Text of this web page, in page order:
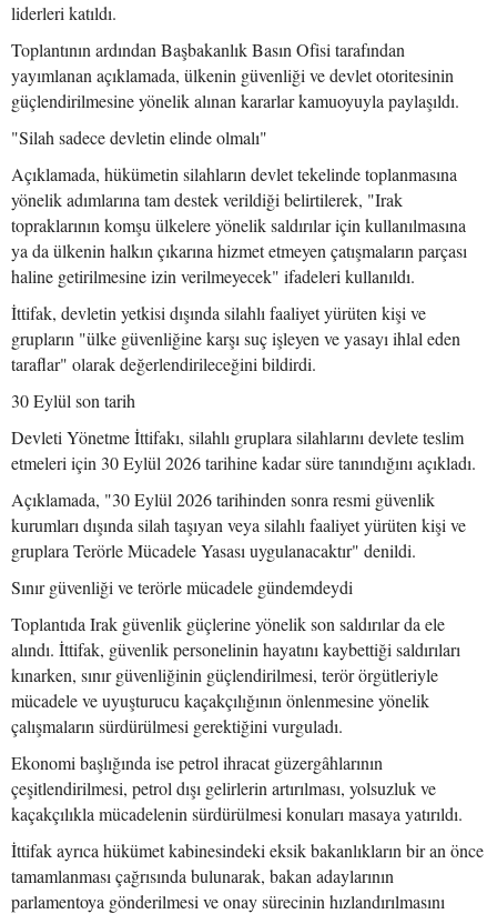
liderleri katıldı.
Toplantının ardından Başbakanlık Basın Ofisi tarafından
yayımlanan açıklamada, ülkenin güvenliği ve devlet otoritesinin
güçlendirilmesine yönelik alınan kararlar kamuoyuyla paylaşıldı.
"Silah sadece devletin elinde olmalı"
Açıklamada, hükümetin silahların devlet tekelinde toplanmasına
yönelik adımlarına tam destek verildiği belirtilerek, "Irak
topraklarının komşu ülkelere yönelik saldırılar için kullanılmasına
ya da ülkenin halkın çıkarına hizmet etmeyen çatışmaların parçası
haline getirilmesine izin verilmeyecek" ifadeleri kullanıldı.
İttifak, devletin yetkisi dışında silahlı faaliyet yürüten kişi ve
grupların "ülke güvenliğine karşı suç işleyen ve yasayı ihlal eden
taraflar" olarak değerlendirileceğini bildirdi.
30 Eylül son tarih
Devleti Yönetme İttifakı, silahlı gruplara silahlarını devlete teslim
etmeleri için 30 Eylül 2026 tarihine kadar süre tanındığını açıkladı.
Açıklamada, "30 Eylül 2026 tarihinden sonra resmi güvenlik
kurumları dışında silah taşıyan veya silahlı faaliyet yürüten kişi ve
gruplara Terörle Mücadele Yasası uygulanacaktır" denildi.
Sınır güvenliği ve terörle mücadele gündemdeydi
Toplantıda Irak güvenlik güçlerine yönelik son saldırılar da ele
alındı. İttifak, güvenlik personelinin hayatını kaybettiği saldırıları
kınarken, sınır güvenliğinin güçlendirilmesi, terör örgütleriyle
mücadele ve uyuşturucu kaçakçılığının önlenmesine yönelik
çalışmaların sürdürülmesi gerektiğini vurguladı.
Ekonomi başlığında ise petrol ihracat güzergâhlarının
çeşitlendirilmesi, petrol dışı gelirlerin artırılması, yolsuzluk ve
kaçakçılıkla mücadelenin sürdürülmesi konuları masaya yatırıldı.
İttifak ayrıca hükümet kabinesindeki eksik bakanlıkların bir an önce
tamamlanması çağrısında bulunarak, bakan adaylarının
parlamentoya gönderilmesi ve onay sürecinin hızlandırılmasını